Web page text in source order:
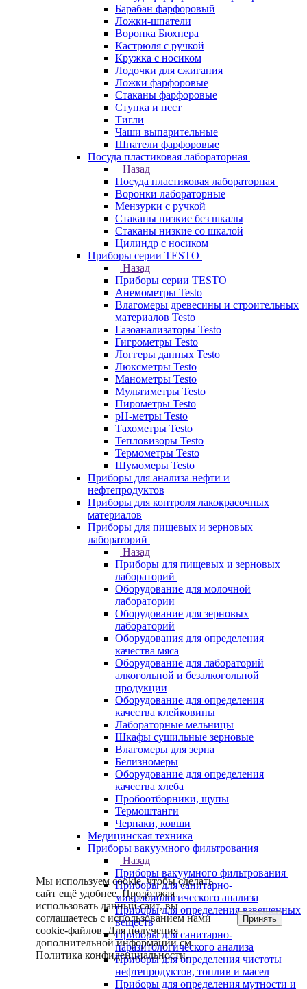
Барабан фарфоровый
Ложки-шпатели
Воронка Бюхнера
Кастрюля с ручкой
Кружка с носиком
Лодочки для сжигания
Ложки фарфоровые
Стаканы фарфоровые
Ступка и пест
Тигли
Чаши выпарительные
Шпатели фарфоровые
Посуда пластиковая лабораторная
Назад
Посуда пластиковая лабораторная
Воронки лабораторные
Мензурки с ручкой
Стаканы низкие без шкалы
Стаканы низкие со шкалой
Цилиндр с носиком
Приборы серии TESTO
Назад
Приборы серии TESTO
Анемометры Testo
Влагомеры древесины и строительных
материалов Testo
Газоанализаторы Testo
Гигрометры Testo
Логгеры данных Testo
Люксметры Testo
Манометры Testo
Мультиметры Testo
Пирометры Testo
pH-метры Testo
Тахометры Testo
Тепловизоры Testo
Термометры Testo
Шумомеры Testo
Приборы для анализа нефти и
нефтепродуктов
Приборы для контроля лакокрасочных
материалов
Приборы для пищевых и зерновых
лабораторий
Назад
Приборы для пищевых и зерновых
лабораторий
Оборудование для молочной
лаборатории
Оборудование для зерновых
лабораторий
Оборудования для определения
качества мяса
Оборудование для лабораторий
алкогольной и безалкогольной
продукции
Оборудование для определения
качества клейковины
Лабораторные мельницы
Шкафы сушильные зерновые
Влагомеры для зерна
Белизномеры
Оборудование для определения
качества хлеба
Пробоотборники, щупы
Термоштанги
Черпаки, ковши
Медицинская техника
Приборы вакуумного фильтрования
Назад
Приборы вакуумного фильтрования
Приборы для санитарно-
микробиологического анализа
Приборы для определения взвешенных
веществ
Приборы для санитарно-
паразитологического анализа
Приборы для определения чистоты
нефтепродуктов, топлив и масел
Приборы для определения мутности и
Мы используем cookie, чтобы сделать
сайт ещё удобнее. Продолжая
использовать данный сайт, вы
соглашаетесь с использованием нами
cookie-файлов. Для получения
дополнительной информации см.
Политика конфиденциальности.
Принять